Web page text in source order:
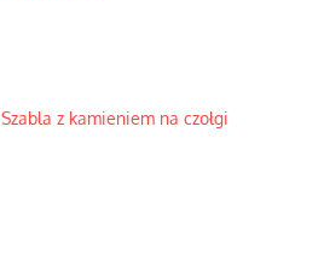
Szabla z kamieniem na czołgi